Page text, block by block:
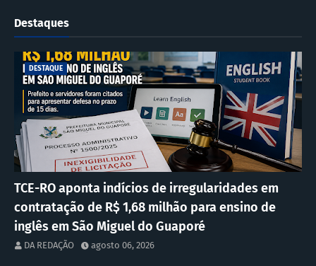
Destaques
DESTAQUE
TCE-RO aponta indícios de irregularidades em
contratação de R$ 1,68 milhão para ensino de
inglês em São Miguel do Guaporé
DA REDAÇÃO agosto 06, 2026